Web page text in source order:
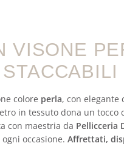
VISONE
colore perla, con elegante
in tessuto dona un tocco
con maestria da Pellicceria
occasione. Affrettati,